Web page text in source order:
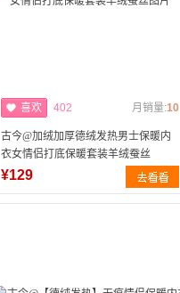
喜欢 402 月销量:10
古今@加绒加厚德绒发热男士保暖内
衣女情侣打底保暖套装羊绒蚕丝
¥129